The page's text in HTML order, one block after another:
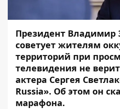
Президент Владимир
советует жителям
территорий при
телевидения не
актера Сергея
Russia». Об этом он
марафона.